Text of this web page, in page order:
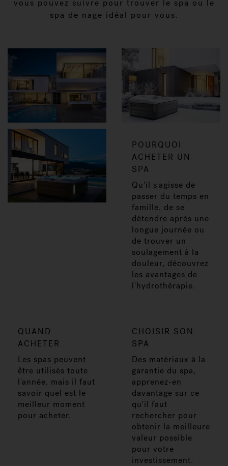
vous pouvez suivre pour trouver le spa ou le
spa de nage idéal pour vous.
POURQUOI
ACHETER UN
SPA
Qu'il s'agisse de
passer du temps en
famille, de se
détendre après une
longue journée ou
de trouver un
soulagement à la
douleur, découvrez
les avantages de
l'hydrothérapie.
QUAND
ACHETER
Les spas peuvent
être utilisés toute
l'année, mais il faut
savoir quel est le
meilleur moment
pour acheter.
CHOISIR SON
SPA
Des matériaux à la
garantie du spa,
apprenez-en
davantage sur ce
qu'il faut
rechercher pour
obtenir la meilleure
valeur possible
pour votre
investissement.